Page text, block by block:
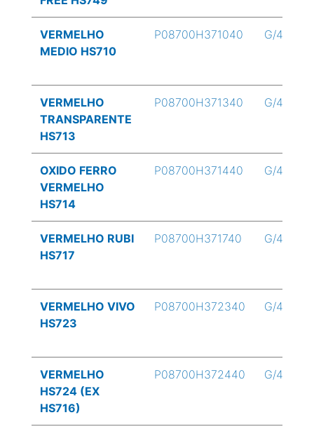
VERMELHO
MEDIO HS710
P08700H371040 G/4
VERMELHO
TRANSPARENTE
HS713
P08700H371340 G/4
OXIDO FERRO
VERMELHO
HS714
P08700H371440 G/4
VERMELHO RUBI
HS717
P08700H371740 G/4
VERMELHO VIVO
HS723
P08700H372340 G/4
VERMELHO
HS724 (EX
HS716)
P08700H372440 G/4